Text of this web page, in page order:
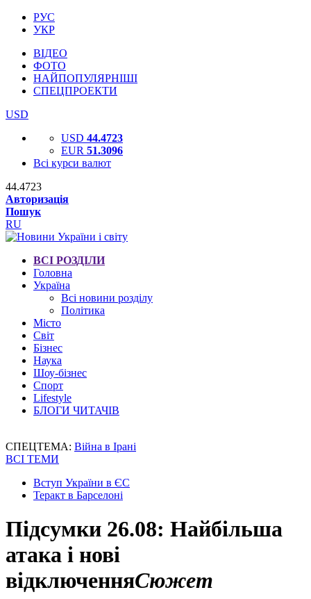
РУС
УКР
ВІДЕО
ФОТО
НАЙПОПУЛЯРНІШІ
СПЕЦПРОЕКТИ
USD
USD 44.4723
EUR 51.3096
Всі курси валют
44.4723
Авторизація
Пошук
RU
ВСІ РОЗДІЛИ
Головна
Україна
Всі новини розділу
Політика
Місто
Світ
Бізнес
Наука
Шоу-бізнес
Спорт
Lifestyle
БЛОГИ ЧИТАЧІВ
СПЕЦТЕМА: Війна в Ірані
ВСІ ТЕМИ
Вступ України в ЄС
Теракт в Барселоні
Підсумки 26.08: Найбільша
атака і нові
відключенняСюжет